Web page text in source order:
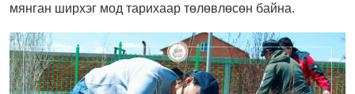
мянган ширхэг мод тарихаар төлөвлөсөн байна.